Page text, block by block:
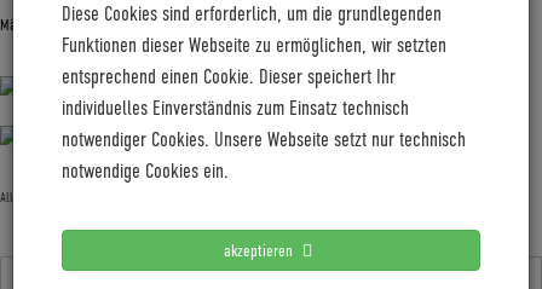
Diese Cookies sind erforderlich, um die grundlegenden
Funktionen dieser Webseite zu ermöglichen, wir setzten
entsprechend einen Cookie. Dieser speichert Ihr
individuelles Einverständnis zum Einsatz technisch
notwendiger Cookies. Unsere Webseite setzt nur technisch
notwendige Cookies ein.
akzeptieren
März 10, 2020 Gabi Jung—No Comments
Allgemein